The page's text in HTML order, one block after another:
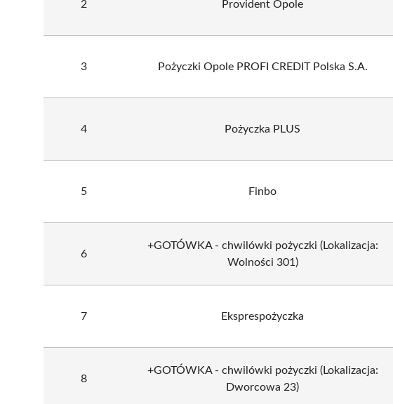
2 Provident Opole
3 Pożyczki Opole PROFI CREDIT Polska S.A.
4 Pożyczka PLUS
5 Finbo
6
+GOTÓWKA - chwilówki pożyczki (Lokalizacja:
Wolności 301)
7 Eksprespożyczka
8
+GOTÓWKA - chwilówki pożyczki (Lokalizacja:
Dworcowa 23)